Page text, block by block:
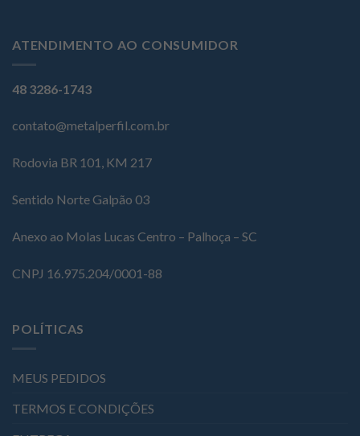
ATENDIMENTO AO CONSUMIDOR
48 3286-1743
contato@metalperfil.com.br
Rodovia BR 101, KM 217
Sentido Norte Galpão 03
Anexo ao Molas Lucas Centro – Palhoça – SC
CNPJ 16.975.204/0001-88
POLÍTICAS
MEUS PEDIDOS
TERMOS E CONDIÇÕES